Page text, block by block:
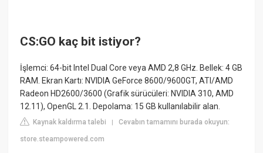
CS:GO kaç bit istiyor?
İşlemci: 64-bit Intel Dual Core veya AMD 2,8 GHz. Bellek: 4 GB
RAM. Ekran Kartı: NVIDIA GeForce 8600/9600GT, ATI/AMD
Radeon HD2600/3600 (Grafik sürücüleri: NVIDIA 310, AMD
12.11), OpenGL 2.1. Depolama: 15 GB kullanılabilir alan.
Kaynak kaldırma talebi |Cevabın tamamını burada okuyun:
store.steampowered.com